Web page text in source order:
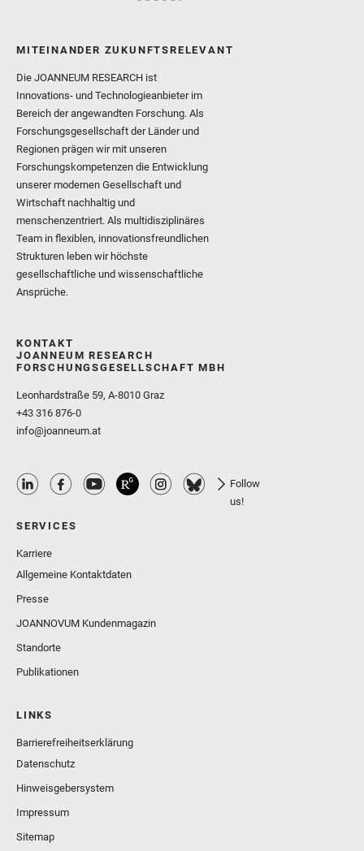
MITEINANDER ZUKUNFTSRELEVANT
Die JOANNEUM RESEARCH ist
Innovations- und Technologieanbieter im
Bereich der angewandten Forschung. Als
Forschungsgesellschaft der Länder und
Regionen prägen wir mit unseren
Forschungskompetenzen die Entwicklung
unserer modernen Gesellschaft und
Wirtschaft nachhaltig und
menschenzentriert. Als multidisziplinäres
Team in flexiblen, innovationsfreundlichen
Strukturen leben wir höchste
gesellschaftliche und wissenschaftliche
Ansprüche.
KONTAKT
JOANNEUM RESEARCH
FORSCHUNGSGESELLSCHAFT MBH
Leonhardstraße 59, A-8010 Graz
+43 316 876-0
info@joanneum.at
Follow
us!
SERVICES
Karriere
Allgemeine Kontaktdaten
Presse
JOANNOVUM Kundenmagazin
Standorte
Publikationen
LINKS
Barrierefreiheitserklärung
Datenschutz
Hinweisgebersystem
Impressum
Sitemap